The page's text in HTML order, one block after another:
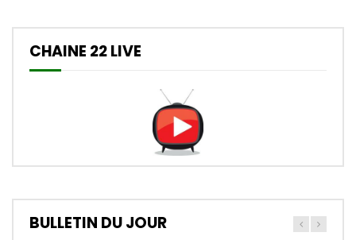
CHAINE 22 LIVE
BULLETIN DU JOUR